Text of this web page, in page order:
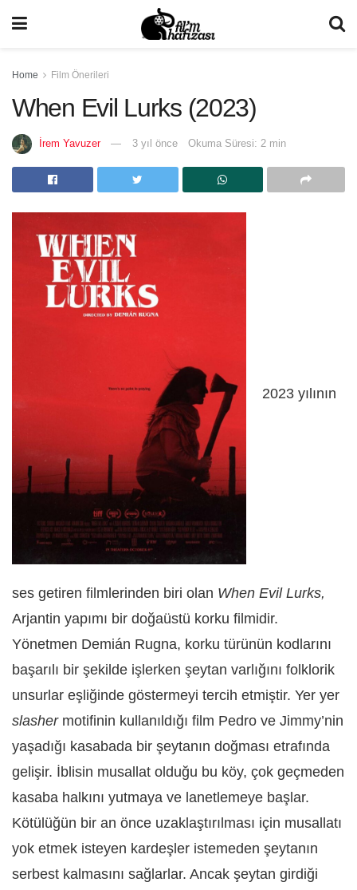
Home Film Önerileri
When Evil Lurks (2023)
İrem Yavuzer 3 yıl önce Okuma Süresi: 2 min
2023 yılının
ses getiren filmlerinden biri olan When Evil Lurks,
Arjantin yapımı bir doğaüstü korku filmidir.
Yönetmen Demián Rugna, korku türünün kodlarını
başarılı bir şekilde işlerken şeytan varlığını folklorik
unsurlar eşliğinde göstermeyi tercih etmiştir. Yer yer
slashermotifinin kullanıldığı film Pedro ve Jimmy’nin
yaşadığı kasabada bir şeytanın doğması etrafında
gelişir. İblisin musallat olduğu bu köy, çok geçmeden
kasaba halkını yutmaya ve lanetlemeye başlar.
Kötülüğün bir an önce uzaklaştırılması için musallatı
yok etmek isteyen kardeşler istemeden şeytanın
serbest kalmasını sağlarlar. Ancak şeytan girdiği